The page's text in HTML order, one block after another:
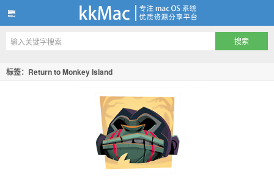
kkMac
标签：Return to Monkey Island